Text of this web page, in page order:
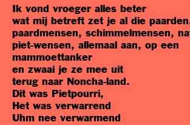
Ik vond vroeger alles beter
wat mij betreft zet je al die
paardmensen, schimmelmensen,
piet-wensen, allemaal aan, op een
mammoettanker
en zwaai je ze mee uit
terug naar Noncha-land.
Dit was Pietpourri,
Het was verwarrend
Uhm nee verwarmend